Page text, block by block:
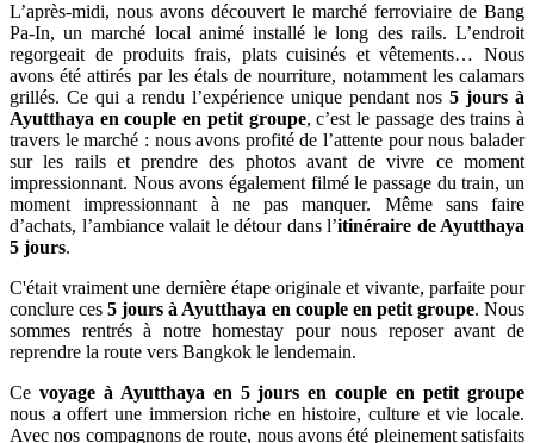
L’après-midi, nous avons découvert le marché ferroviaire de Bang
Pa-In, un marché local animé installé le long des rails. L’endroit
regorgeait de produits frais, plats cuisinés et vêtements… Nous
avons été attirés par les étals de nourriture, notamment les calamars
grillés. Ce qui a rendu l’expérience unique pendant nos 5 jours à
Ayutthaya en couple en petit groupe, c’est le passage des trains à
travers le marché : nous avons profité de l’attente pour nous balader
sur les rails et prendre des photos avant de vivre ce moment
impressionnant. Nous avons également filmé le passage du train, un
moment impressionnant à ne pas manquer. Même sans faire
d’achats, l’ambiance valait le détour dans l’itinéraire de Ayutthaya
5 jours.
C'était vraiment une dernière étape originale et vivante, parfaite pour
conclure ces5 jours à Ayutthaya en couple en petit groupe. Nous
sommes rentrés à notre homestay pour nous reposer avant de
reprendre la route vers Bangkok le lendemain.
Ce voyage à Ayutthaya en 5 jours en couple en petit groupe
nous a offert une immersion riche en histoire, culture et vie locale.
Avec nos compagnons de route, nous avons été pleinement satisfaits